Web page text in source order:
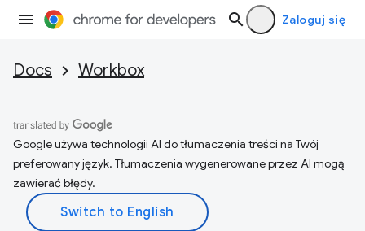
Zaloguj się
Docs Workbox
Google używa technologii AI do tłumaczenia treści na Twój
preferowany język. Tłumaczenia wygenerowane przez AI mogą
zawierać błędy.